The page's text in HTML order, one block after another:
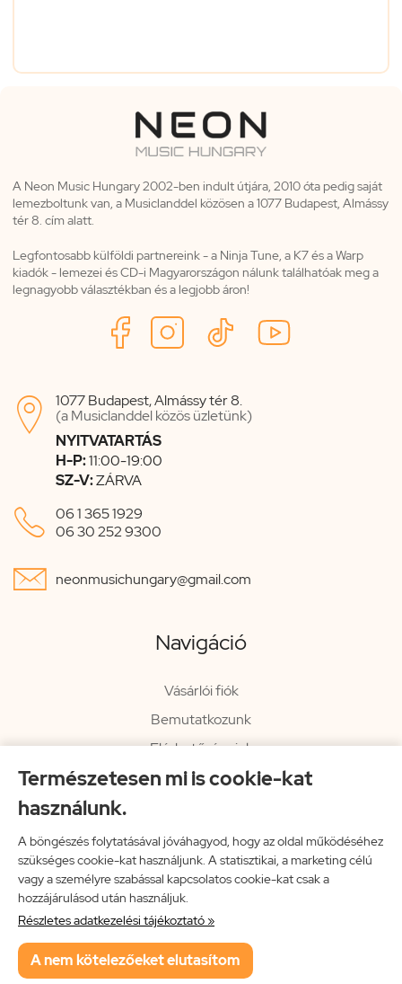
Természetesen mi is cookie-kat
használunk.
A böngészés folytatásával jóváhagyod, hogy az oldal működéséhez
szükséges cookie-kat használjunk. A statisztikai, a marketing célú
vagy a személyre szabással kapcsolatos cookie-kat csak a
hozzájárulásod után használjuk.
Részletes adatkezelési tájékoztató »
A nem kötelezőeket elutasítom
A Neon Music Hungary 2002-ben indult útjára, 2010 óta pedig saját
lemezboltunk van, a Musiclanddel közösen a 1077 Budapest, Almássy
tér 8. cím alatt.
Legfontosabb külföldi partnereink - a Ninja Tune, a K7 és a Warp
kiadók - lemezei és CD-i Magyarországon nálunk találhatóak meg a
legnagyobb választékban és a legjobb áron!

1077 Budapest, Almássy tér 8.
(a Musiclanddel közös üzletünk)
NYITVATARTÁS
H-P:11:00-19:00
SZ-V:ZÁRVA
 06 1 365 1929
06 30 252 9300
 neonmusichungary@gmail.com
Navigáció
Vásárlói fiók
Bemutatkozunk
Elérhetőségeink
Hírlevél
Impresszum
Vissza a főoldalra
Neon Music Hungary Bt.
ÁSZF
Adatkezelési tájékoztató